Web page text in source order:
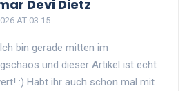
Devi Dietz
AT 03:15
bin gerade mitten im
und dieser Artikel ist echt
:) Habt ihr auch schon mal mit